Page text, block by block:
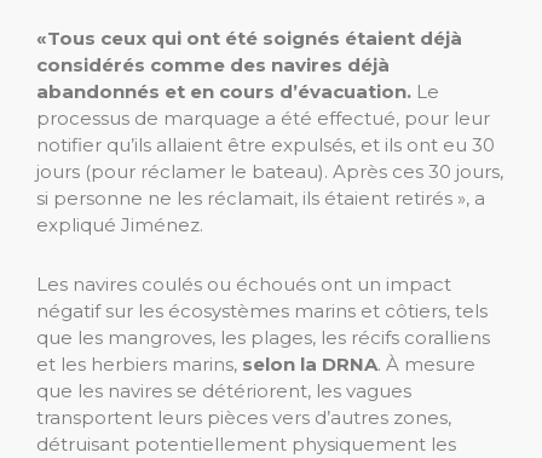
«Tous ceux qui ont été soignés étaient déjà
considérés comme des navires déjà
abandonnés et en cours d’évacuation. Le
processus de marquage a été effectué, pour leur
notifier qu’ils allaient être expulsés, et ils ont eu 30
jours (pour réclamer le bateau). Après ces 30 jours,
si personne ne les réclamait, ils étaient retirés », a
expliqué Jiménez.
Les navires coulés ou échoués ont un impact
négatif sur les écosystèmes marins et côtiers, tels
que les mangroves, les plages, les récifs coralliens
et les herbiers marins, selon la DRNA. À mesure
que les navires se détériorent, les vagues
transportent leurs pièces vers d’autres zones,
détruisant potentiellement physiquement les